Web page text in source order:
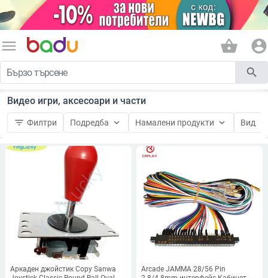
menu shopping_basket account_circle
search
Видео игри, аксесоари и части
filter_list Филтри Подредба keyboard_arrow_down Намалени продукти keyboard_arrow_down Вид keyboard_arrow_down
Аркаден джойстик Copy Sanwa
Arcade JAMMA 28/56 Pin